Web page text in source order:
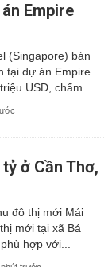
Empire
(Singapore) bán
tại dự án Empire
USD, chấm...
ở Cần Thơ,
đô thị mới Mái
mới tại xã Bá
hợp với...